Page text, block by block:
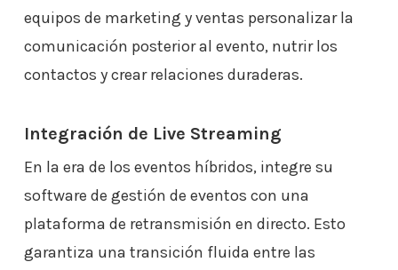
equipos de marketing y ventas personalizar la
comunicación posterior al evento, nutrir los
contactos y crear relaciones duraderas.
Integración de Live Streaming
En la era de los eventos híbridos, integre su
software de gestión de eventos con una
plataforma de retransmisión en directo. Esto
garantiza una transición fluida entre las